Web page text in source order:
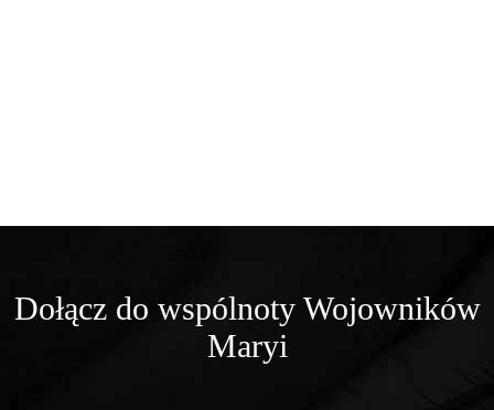
Dołącz do wspólnoty Wojowników
Maryi